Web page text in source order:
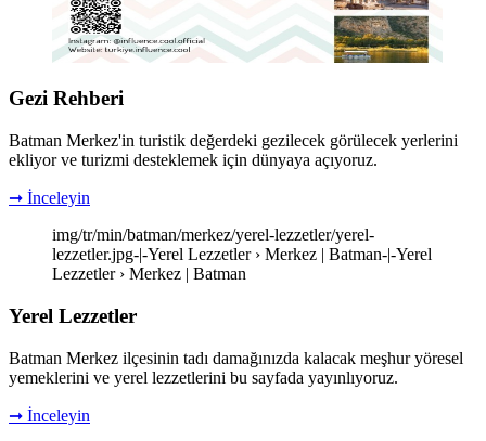
Gezi Rehberi
Batman Merkez'in turistik değerdeki gezilecek görülecek yerlerini
ekliyor ve turizmi desteklemek için dünyaya açıyoruz.
➞ İnceleyin
img/tr/min/batman/merkez/yerel-lezzetler/yerel-
lezzetler.jpg-|-Yerel Lezzetler › Merkez | Batman-|-Yerel
Lezzetler › Merkez | Batman
Yerel Lezzetler
Batman Merkez ilçesinin tadı damağınızda kalacak meşhur yöresel
yemeklerini ve yerel lezzetlerini bu sayfada yayınlıyoruz.
➞ İnceleyin